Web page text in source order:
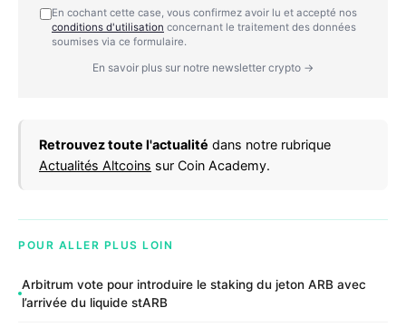
En cochant cette case, vous confirmez avoir lu et accepté nos
conditions d'utilisation concernant le traitement des données
soumises via ce formulaire.
En savoir plus sur notre newsletter crypto →
Retrouvez toute l'actualité dans notre rubrique
Actualités Altcoins sur Coin Academy.
POUR ALLER PLUS LOIN
Arbitrum vote pour introduire le staking du jeton ARB avec
l’arrivée du liquide stARB